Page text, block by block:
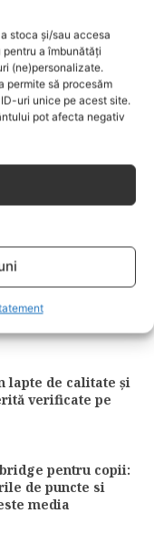
stoca și/sau accesa
a îmbunătăți
(ne)personalizate.
permite să procesăm
uri unice pe acest site.
pot afecta negativ
cum le folosești
necesitatea
pediatrică
din Craiova
lapte de calitate și
verificate pe
pentru copii:
de puncte si
media